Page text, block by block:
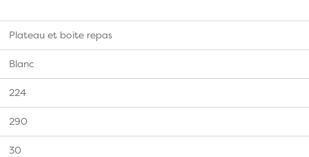
Plateau et boite repas
Blanc
224
290
30